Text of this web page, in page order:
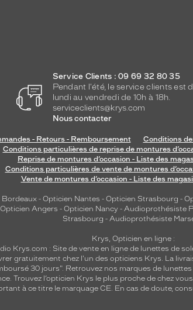
Service Clients : 09 69 32 80 35
Pendant l'été, le service clients est
lundi au vendredi de 10h à 18h.
serviceclients@krys.com
Nous contacter
- Retours - Remboursement Conditions
Conditions particulières de reprise de montures
Reprise de montures d’occasion - Liste des
Conditions particulières de vente de montures
Vente de montures d’occasion - Liste des
Bordeaux - Opticien Nantes - Opticien Strasbourg -
Opticien Angers - Opticien Nancy - Audioprothésiste
Strasbourg - Audioprothésiste
Krys, Opticien en ligne :
Krys.com : Site de vente en ligne de lunettes de
gratuitement chez l'un des opticiens Krys. La
30 jours". Retrouvez nos marques de lunettes
Trouvez l’opticien Krys le plus proche de chez vous
à ce titre le marquage CE. En cas de doute,